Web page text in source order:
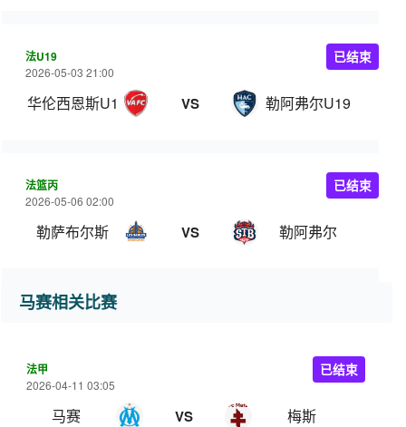
法U19
2026-05-03 21:00
华伦西恩斯U19 VS 勒阿弗尔U19
已结束
法篮丙
2026-05-06 02:00
勒萨布尔斯 VS 勒阿弗尔
已结束
马赛相关比赛
法甲
2026-04-11 03:05
马赛 VS 梅斯
已结束